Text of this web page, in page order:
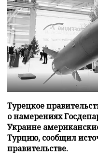
Турецкое
о намерениях
Украине
Турцию, сообщил
правительстве.